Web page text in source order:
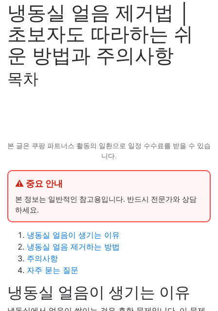
냉동실 얼음 제거법 │
초보자도 따라하는 쉬
운 방법과 주의사항
목차
본 글은 쿠팡 파트너스 활동의 일환으로 일정 수수료를 받을 수 있습
니다.
⚠ 중요 안내
본 정보는 일반적인 참고용입니다. 반드시 전문가와 상담
하세요.
냉동실 얼음이 생기는 이유
냉동실 얼음 제거하는 방법
주의사항
자주 묻는 질문
냉동실 얼음이 생기는 이유